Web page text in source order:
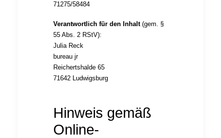
71275/58484
Verantwortlich für den Inhalt(gem. §
55 Abs. 2 RStV):
Julia Reck
bureau jr
Reichertshalde 65
71642 Ludwigsburg
Hinweis gemäß
Online-